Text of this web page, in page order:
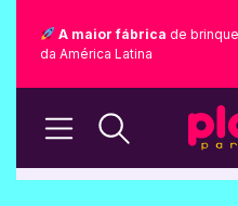
A maior fábrica de
da América Latina
BLOG
Home Blog